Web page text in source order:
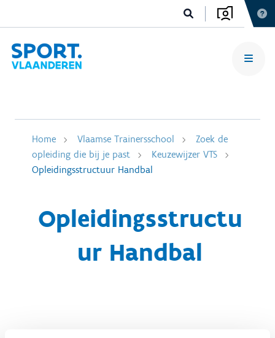
Home Vlaamse Trainersschool
Zoek de
opleiding die bij je past
Keuzewijzer VTS
Opleidingsstructuur Handbal
Opleidingsstructu
ur Handbal